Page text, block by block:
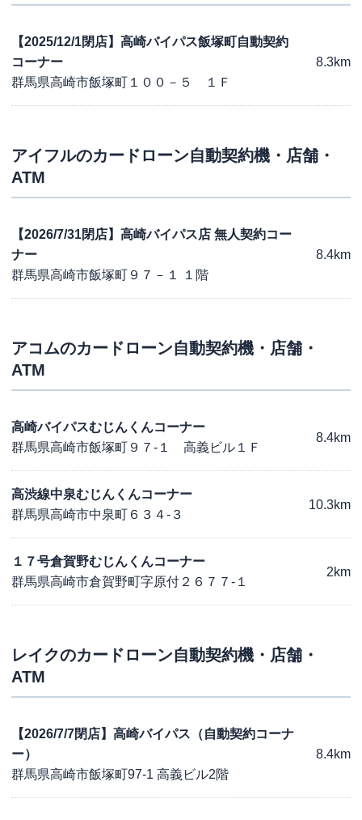
【2025/12/1閉店】高崎バイパス飯塚町自動契約
コーナー
群馬県高崎市飯塚町１００－５ １Ｆ
8.3km
アイフルのカードローン自動契約機・店舗・
ATM
【2026/7/31閉店】高崎バイパス店 無人契約コー
ナー
群馬県高崎市飯塚町９７－１ １階
8.4km
アコムのカードローン自動契約機・店舗・
ATM
高崎バイパスむじんくんコーナー
群馬県高崎市飯塚町９７-１ 高義ビル１Ｆ
8.4km
高渋線中泉むじんくんコーナー
群馬県高崎市中泉町６３４-３
10.3km
１７号倉賀野むじんくんコーナー
群馬県高崎市倉賀野町字原付２６７７-１
2km
レイクのカードローン自動契約機・店舗・
ATM
【2026/7/7閉店】高崎バイパス（自動契約コーナ
ー）
群馬県高崎市飯塚町97-1 高義ビル2階
8.4km